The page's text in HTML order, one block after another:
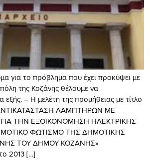
για το πρόβλημα που έχει προκύψει με
της Κοζάνης θέλουμε να
εξής. – Η μελέτη της προμήθειας με τίτλο
ΛΑΜΠΤΗΡΩΝ ΜΕ
ΤΗΝ ΕΞΟΙΚΟΝΟΜΗΣΗ ΗΛΕΚΤΡΙΚΗΣ
ΦΩΤΙΣΜΟ ΤΗΣ ΔΗΜΟΤΙΚΗΣ
ΤΟΥ ΔΗΜΟΥ ΚΟΖΑΝΗΣ»
2013 […]